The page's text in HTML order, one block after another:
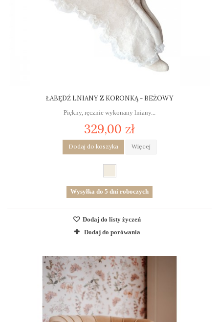
ŁABĘDŹ LNIANY Z KORONKĄ - BEŻOWY
Piękny, ręcznie wykonany lniany...
329,00 zł
Dodaj do koszyka Więcej
Wysyłka do 5 dni roboczych
Dodaj do listy życzeń
Dodaj do porówania